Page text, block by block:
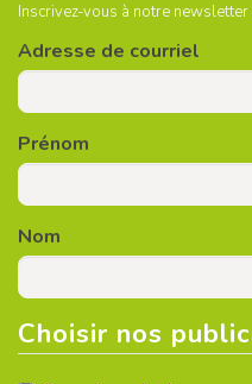
Inscrivez-vous à notre
Adresse de courriel
Prénom
Nom
Choisir nos